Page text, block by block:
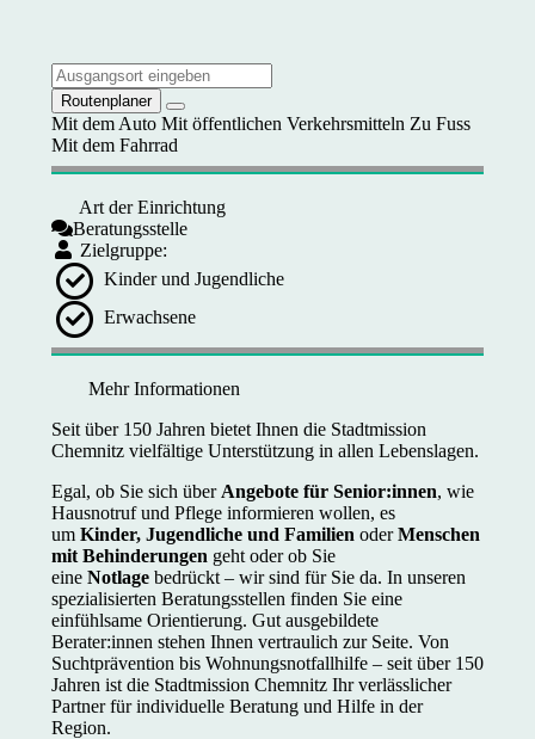
Routenplaner
Mit dem Auto Mit öffentlichen Verkehrsmitteln Zu Fuss
Mit dem Fahrrad
Art der Einrichtung
Beratungsstelle
Zielgruppe:
Kinder und Jugendliche
Erwachsene
Mehr Informationen
Seit über 150 Jahren bietet Ihnen die Stadtmission
Chemnitz vielfältige Unterstützung in allen Lebenslagen.
Egal, ob Sie sich über Angebote für Senior:innen, wie
Hausnotruf und Pflege informieren wollen, es
um Kinder, Jugendliche und Familien oderMenschen
mit Behinderungen geht oder ob Sie
eine Notlage bedrückt – wir sind für Sie da. In unseren
spezialisierten Beratungsstellen finden Sie eine
einfühlsame Orientierung. Gut ausgebildete
Berater:innen stehen Ihnen vertraulich zur Seite. Von
Suchtprävention bis Wohnungsnotfallhilfe – seit über 150
Jahren ist die Stadtmission Chemnitz Ihr verlässlicher
Partner für individuelle Beratung und Hilfe in der
Region.